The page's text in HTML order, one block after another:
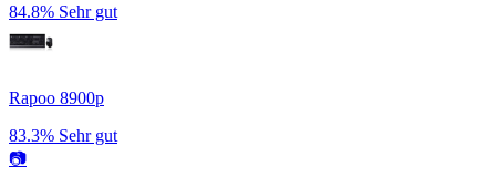
84.8% Sehr gut
Rapoo 8900p
83.3% Sehr gut
📷